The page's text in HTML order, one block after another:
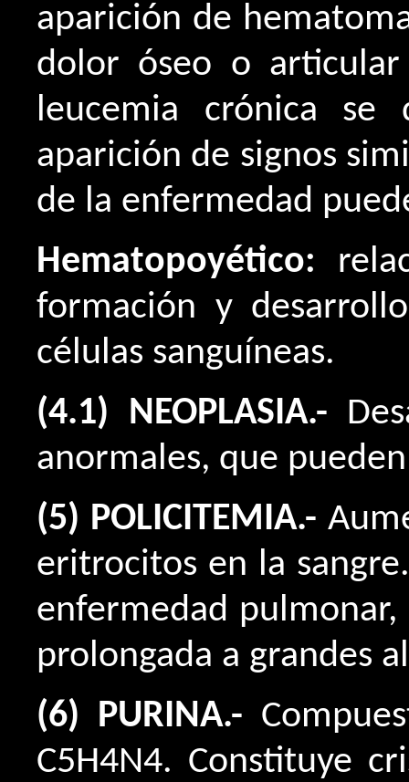
aparición de
dolor óseo o
leucemia crónica se
aparición de signos
de la enfermedad
Hematopoyético:
formación y
células sanguíneas.
(4.1) NEOPLASIA.-
anormales, que
(5) POLICITEMIA.-
eritrocitos en la
enfermedad
prolongada a grandes
(6) PURINA.-
C5H4N4. Constituye